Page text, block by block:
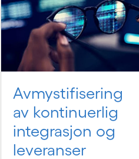
Avmystifisering
av kontinuerlig
integrasjon og
leveranser